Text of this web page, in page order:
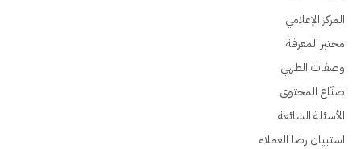
المركز الإعلامي
مختبر المعرفة
وصفات الطهي
صنّاع المحتوى
الأسئلة الشائعة
استبيان رضا العملاء